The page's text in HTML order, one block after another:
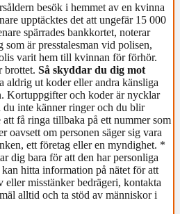
besök i hemmet av en kvinna
upptäcktes det att ungefär 15 000
spärrades bankkortet, noterar
som är presstalesman vid polisen,
varit hem till kvinnan för förhör.
brottet. Så skyddar du dig mot
aldrig ut koder eller andra känsliga
Kortuppgifter och koder är nycklar
inte känner ringer och du blir
få ringa tillbaka på ett nummer som
oavsett om personen säger sig vara
ett företag eller en myndighet. *
dig bara för att den har personliga
hitta information på nätet för att
misstänker bedrägeri, kontakta
alltid och ta stöd av människor i